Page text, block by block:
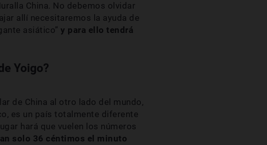
China. No debemos olvidar
allí necesitaremos la ayuda de
asiático” y para ello tendrá
Yoigo?
de China al otro lado del mundo,
es un país totalmente diferente
hará que vuelen los números
solo 36 céntimos el minuto